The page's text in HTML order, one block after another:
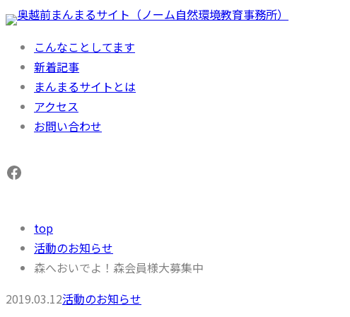
内
こんなことしてます
新着記事
まんまるサイトとは
アクセス
お問い合わせ
Facebook
top
活動のお知らせ
森へおいでよ！森会員様大募集中
2019.03.12活動のお知らせ